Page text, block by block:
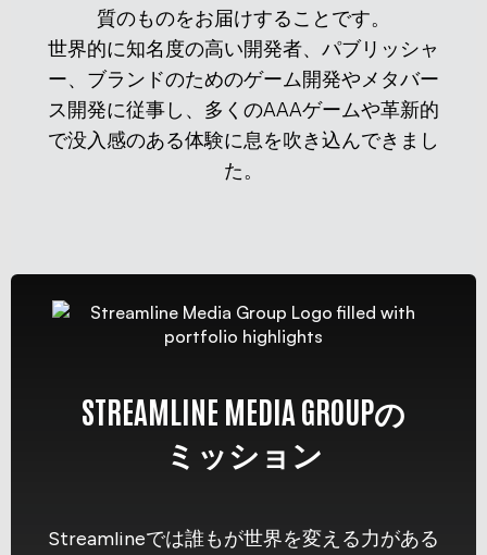
質のものをお届けすることです。
世界的に知名度の高い開発者、パブリッシャ
ー、ブランドのためのゲーム開発やメタバー
ス開発に従事し、多くのAAAゲームや革新的
で没入感のある体験に息を吹き込んできまし
た。
STREAMLINE MEDIA GROUPの
ミッション
Streamlineでは誰もが世界を変える力がある